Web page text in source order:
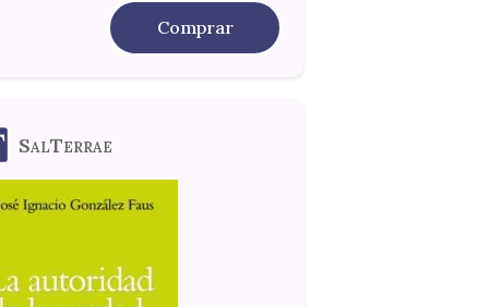
Comprar
SalTerrae